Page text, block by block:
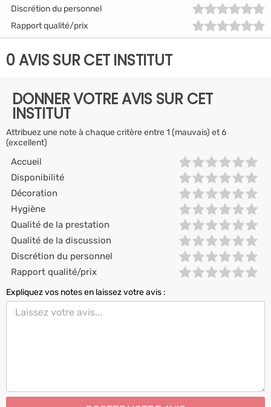
Discrétion du personnel
Rapport qualité/prix
0 AVIS SUR CET INSTITUT
DONNER VOTRE AVIS SUR CET
INSTITUT
Attribuez une note à chaque critère entre 1 (mauvais) et 6
(excellent)
Accueil
Disponibilité
Décoration
Hygiène
Qualité de la prestation
Qualité de la discussion
Discrétion du personnel
Rapport qualité/prix
Expliquez vos notes en laissez votre avis :